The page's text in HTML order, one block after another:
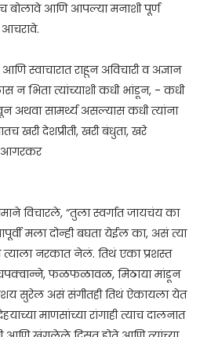
बोलावे आणि आपल्या मनाशी पूर्ण
स्वाचारात राहून अविचारी व अज्ञान
न भिता त्यांच्याशी कधी भांडून, - कधी
अथवा सामर्थ्य असल्यास कधी त्यांना
खरी देशप्रीती, खरी बंधुता, खरे
आगरकर
विचारले, “तुला स्वर्गात जायचंय का
मला दोन्ही बघता येईल का, असं त्या
नरकात नेलं. तिथं एका प्रशस्त
फळफळावळ, मिठाया मांडून
सुरेल असं संगीतही तिथं ऐकायला येत
माणसांच्या रांगाही त्याच दालनात